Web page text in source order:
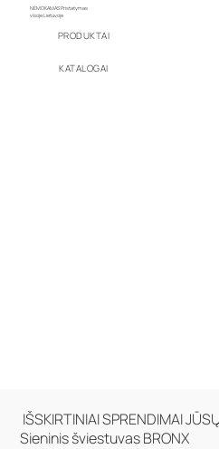
NEMOKAMAS Pristatymas
visoje Lietuvoje
PRODUKTAI
KATALOGAI
IŠSKIRTINIAI SPRENDIMAI
Sieninis šviestuvas BRONX